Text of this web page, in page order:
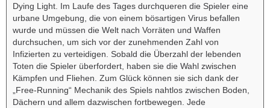
Dying Light. Im Laufe des Tages durchqueren die Spieler eine
urbane Umgebung, die von einem bösartigen Virus befallen
wurde und müssen die Welt nach Vorräten und Waffen
durchsuchen, um sich vor der zunehmenden Zahl von
Infizierten zu verteidigen. Sobald die Überzahl der lebenden
Toten die Spieler überfordert, haben sie die Wahl zwischen
Kämpfen und Fliehen. Zum Glück können sie sich dank der
„Free-Running“ Mechanik des Spiels nahtlos zwischen Boden,
Dächern und allem dazwischen fortbewegen. Jede